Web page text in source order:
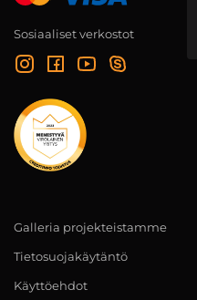
Sosiaaliset verkostot
Galleria projekteistamme
Tietosuojakäytäntö
Käyttöehdot